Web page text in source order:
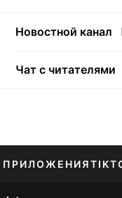
Новостной канал
Чат с читателями
ПРИЛОЖЕНИЯ